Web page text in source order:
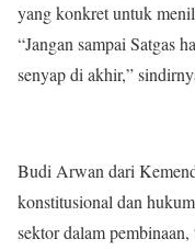
yang konkret untuk
“Jangan sampai Satgas
senyap di akhir,”
Budi Arwan dari
konstitusional dan
sektor dalam